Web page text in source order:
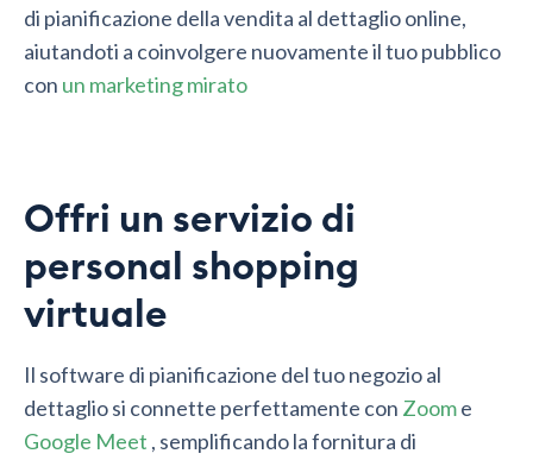
di pianificazione della vendita al dettaglio online,
aiutandoti a coinvolgere nuovamente il tuo pubblico
con un marketing mirato
Offri un servizio di
personal shopping
virtuale
Il software di pianificazione del tuo negozio al
dettaglio si connette perfettamente con Zoome
Google Meet , semplificando la fornitura di